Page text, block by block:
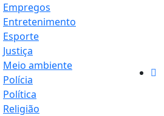
Empregos
Entretenimento
Esporte
Justiça
Meio ambiente
Polícia
Política
Religião